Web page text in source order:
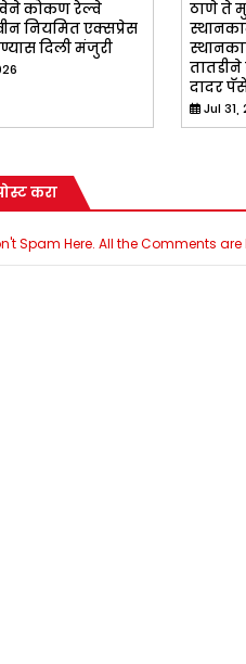
कोकण रेल्वे
नियमित एक्सप्रेस
दिली मंजुरी
ठाणे ते
तातडीने
दादर
Jul 31,
करा
Spam Here. All the Comments